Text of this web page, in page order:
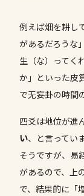
例えば畑を耕し
があるだろうな
生（な）ってく
か」といった皮
で无妄卦の時間
四爻は地位が進
い、と言ってい
そうですが、易
があるので、上
で、結果的に「